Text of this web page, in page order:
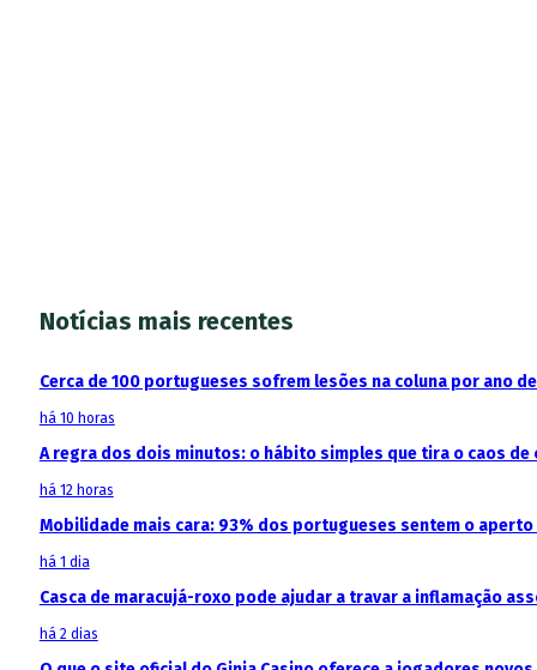
Notícias mais recentes
Cerca de 100 portugueses sofrem lesões na coluna por ano
há 10 horas
A regra dos dois minutos: o hábito simples que tira o caos de
há 12 horas
Mobilidade mais cara: 93% dos portugueses sentem o
há 1 dia
Casca de maracujá-roxo pode ajudar a travar a inflamação
há 2 dias